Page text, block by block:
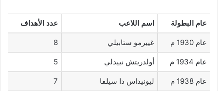
عام البطولة اسم اللاعب عدد الأهداف
عام 1930 م غييرمو ستابيلي 8
عام 1934 م أولدريتش نييدلي 5
عام 1938 م ليونيداس دا سيلفا 7